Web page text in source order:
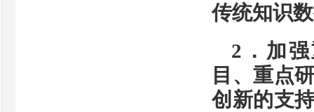
传统知识
2．加
目、重点
创新的支